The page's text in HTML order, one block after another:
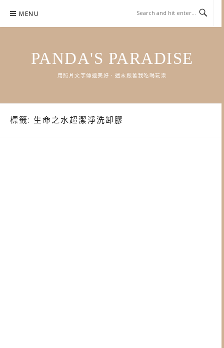
content
MENU
PANDA'S PARADISE
用照片文字傳遞美好．週末跟著我吃喝玩樂
標籤: 生命之水超潔淨洗卸膠